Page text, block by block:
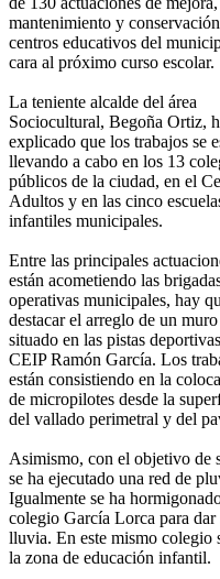
mantenimiento y
centros educativos del
cara al próximo curso escolar.
La teniente alcalde del área
Sociocultural, Begoña Ortiz,
explicado que los trabajos se
llevando a cabo en los 13
públicos de la ciudad, en el
Adultos y en las cinco
infantiles municipales.
Entre las principales
están acometiendo las
operativas municipales, hay
destacar el arreglo de un muro
situado en las pistas
CEIP Ramón García. Los
están consistiendo en la
de micropilotes desde la
del vallado perimetral y del
Asimismo, con el objetivo de
se ha ejecutado una red de
Igualmente se ha
colegio García Lorca para
lluvia. En este mismo colegio
la zona de educación infantil.